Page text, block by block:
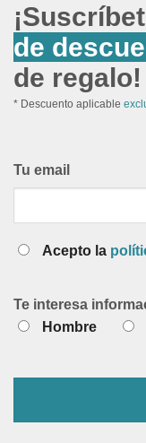
de
de regalo!
* Descuento aplicable
Tu email
Acepto la
Te interesa
Hombre